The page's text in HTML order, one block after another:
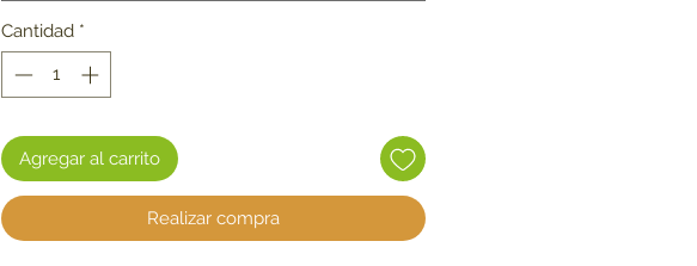
Cantidad *
Agregar al carrito
Realizar compra